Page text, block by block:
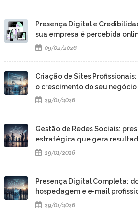
Presença Digital e
sua empresa é percebida
09/02/2026
Criação de Sites
o crescimento do seu negócio
29/01/2026
Gestão de Redes Sociais:
estratégica que gera
29/01/2026
Presença Digital Completa:
hospedagem e e-mail
29/01/2026